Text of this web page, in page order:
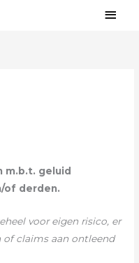
geluid
of derden.
voor eigen risico, er
of claims aan ontleend